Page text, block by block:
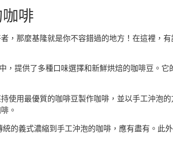
啡
，那麼基隆就是你不容錯過的地方！在這裡，
提供了多種口味選擇和新鮮烘焙的咖啡豆。
使用最優質的咖啡豆製作咖啡，並以手工沖泡
。
的義式濃縮到手工沖泡的咖啡，應有盡有。此